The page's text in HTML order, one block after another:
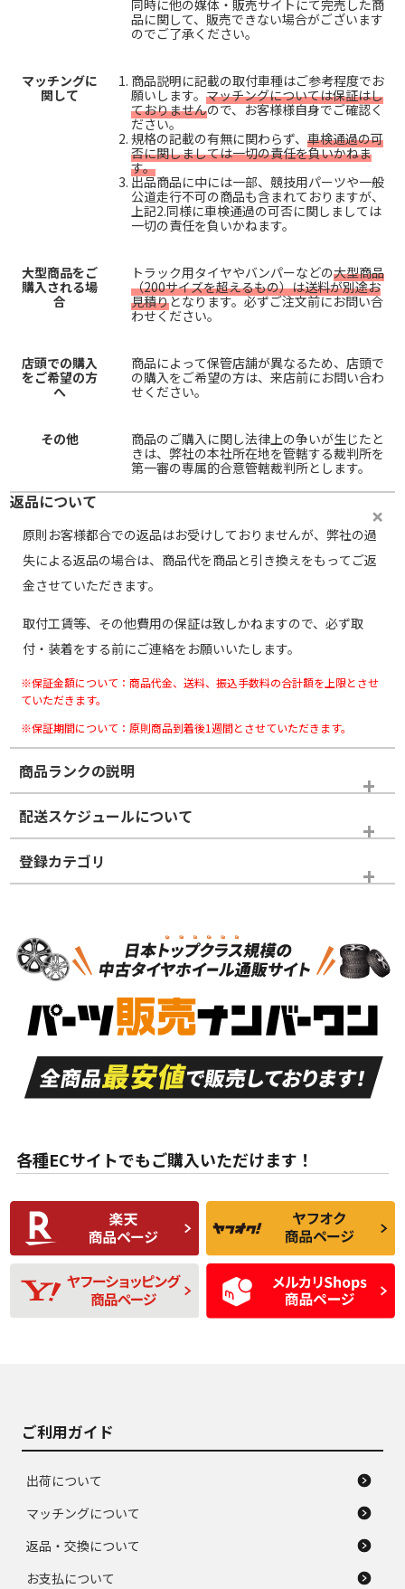
同時に他の媒体・販売サイトにて完売した商
品に関して、販売できない場合がございます
のでご了承ください。
マッチングに
関して
商品説明に記載の取付車種はご参考程度でお
願いします。 マッチングについては保証はし
ておりませんので、お客様様自身でご確認く
ださい。
規格の記載の有無に関わらず、 車検通過の可
否に関しましては一切の責任を負いかねま
す。
出品商品に中には一部、競技用パーツや一般
公道走行不可の商品も含まれておりますが、
上記2.同様に車検通過の可否に関しましては
一切の責任を負いかねます。
大型商品をご
購入される場
合
トラック用タイヤやバンパーなどの大型商品
（200サイズを超えるもの）は送料が別途お
見積りとなります。必ずご注文前にお問い合
わせください。
店頭での購入
をご希望の方
へ
商品によって保管店舗が異なるため、店頭で
の購入をご希望の方は、来店前にお問い合わ
せください。
その他
商品のご購入に関し法律上の争いが生じたと
きは、弊社の本社所在地を管轄する裁判所を
第一審の専属的合意管轄裁判所とします。
返品について
原則お客様都合での返品はお受けしておりませんが、弊社の過
失による返品の場合は、商品代を商品と引き換えをもってご返
金させていただきます。
取付工賃等、その他費用の保証は致しかねますので、必ず取
付・装着をする前にご連絡をお願いいたします。
※保証金額について：商品代金、送料、振込手数料の合計額を上限とさせ
ていただきます。
※保証期間について：原則商品到着後1週間とさせていただきます。
商品ランクの説明
※商品ランクは出品者の主観により判断しておりますので、あら
かじめご了承ください。
ホイールランク
S
品）
S
新車外し品（新古
付き
A
走行距離も少なく、
目立つ傷もほとんど
ない中古品
A
走行距離も少なく、
非常に状態の良い中
古品
な中古品
んどない中古品
C
比較的きれいな中古
品
C
られるが、使用に問
題のない中古品
D
使用感や目立つ傷が
あり、一般的な中古
品
D
残り溝も少なく、偏
磨耗がみられ、短期
間使用できるくらい
の中古品
配送スケジュールについて
登録カテゴリ
パーツ
各種ECサイトでもご購入いただけます！
ご利用ガイド
出荷について
マッチングについて
返品・交換について
お支払について